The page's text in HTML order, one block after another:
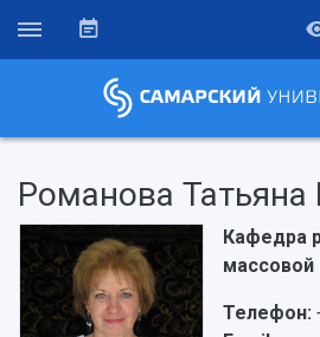
Романова Татьяна
Кафедра
Телефон: